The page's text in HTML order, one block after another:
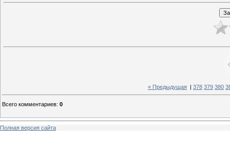
« Предыдущая 378 379 380
Всего комментариев: 0
Полная версия сайта